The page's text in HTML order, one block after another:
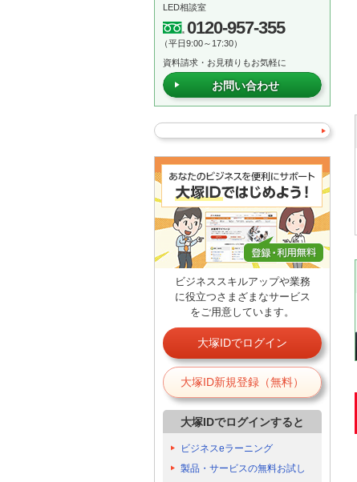
LED相談室
0120-957-355
（平日9:00～17:30）
資料請求・お見積りもお気軽に
お問い合わせ
ビジネススキルアップや業務
に役立つさまざまなサービス
をご用意しています。
大塚IDでログイン
大塚ID新規登録（無料）
大塚IDでログインすると
ビジネスeラーニング
製品・サービスの無料お試し